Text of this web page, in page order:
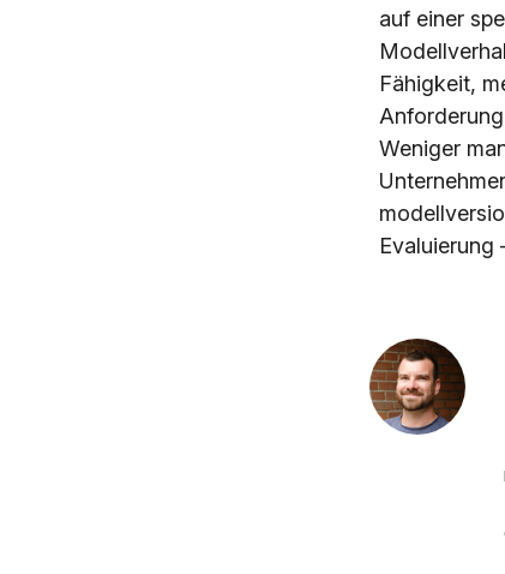
auf einer
Fähigkeit,
Weniger
Evaluierung